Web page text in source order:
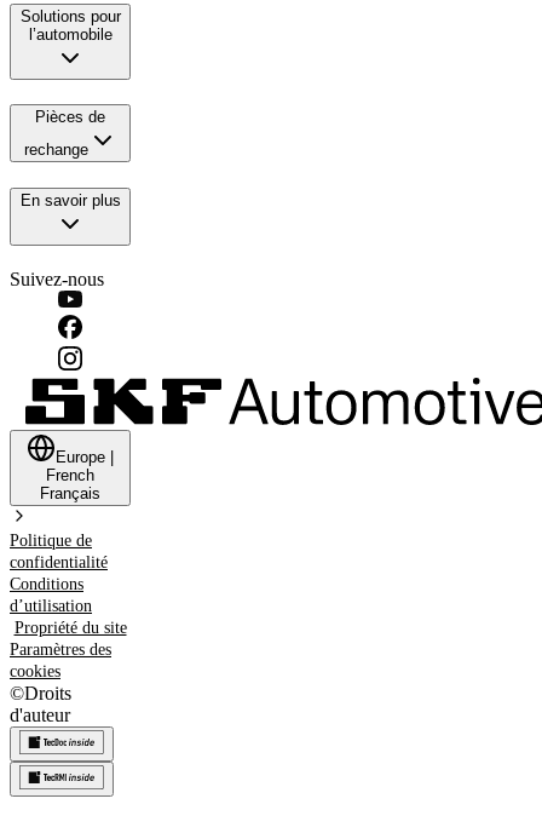
Solutions pour
l’automobile
Pièces de
rechange
En savoir plus
Suivez-nous
Europe
French
Français
Politique de
confidentialité
Conditions
d’utilisation
Propriété du site
Paramètres des
cookies
©Droits
d'auteur